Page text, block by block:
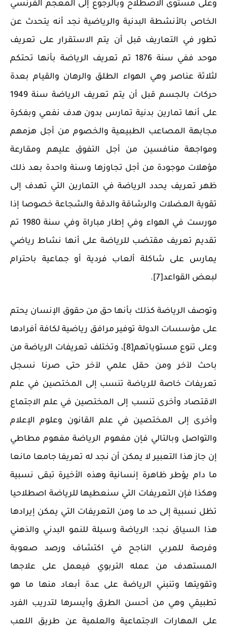
وعلى مستوى الاصطلاح وبالرجوع إلى المعجم الفرنسي
الخاص بالأنشطة البدنية والرياضية نجد أنه يتحدث عن
تطور في التعاريف قبل أن يتم الاستقرار على تعريف
موحد ففي سنة 1876 تم تعريف الرياضة بأنها تحتكم
لثلاثة عناصر وهي الهواء الطلق والرهان والقيام بعدة
حركات بالجسم قبل أن يتم تعريف الرياضة سنة 1949
على أنها تمارين بدنية تمارس بدون هدف نفعي وبفكرة
مجابهة المصاعب الطبيعية والخصوم من أجل هزمهم
ومواجهة منافسين من أجل التفوق عليهم ومقارعة
مؤهلات موجودة من أجل تجاوزها وسنة واحدة بعد ذلك
ظهر تعريف يحدد الرياضة في التمارين التي تهدف إلى
تقوية العضلات والرشاقة والدقة والشجاعة خصوصا إذا
مورست في الهواء وفي إطار مباراة وفي سنة 1980 تم
تقديم تعريف مقتضب للرياضة على أنها نشاط رياضي
يمارس على شاكلة ألعاب فردية أو جماعية باحترام
لبعض القواعد[7].
وتوصف الرياضة كذلك بأنها حق من حقوق الإنسان يحتم
على مؤسسات الدولة توفير مرافق رياضية لكافة أفرادها
وعلى تنوع مستوياتهم[8]، وتختلف تعريفات الرياضة من
باحث لآخر ومن حقل علمي لآخر حتى صرنا نسجل
تعريفات خاصة للرياضة تنسب إلى المختصين في علم
الاقتصاد وأخرى تنسب إلى المختصين في علم الاجتماع
وأخرى إلى المختصين في علم القانون وعلوم الإعلام
والتواصل وبالتالي فإن مفهوم الرياضة مفهوم مطاطي
إن جاز هذا التعبير لا يمكن أن نجد له تعريفا جامعا مانعا
ما دام يؤطر ظاهرة إنسانية وهذه الأخيرة تبقى نسبية
وهكذا فإن التعريفات التي سنعطيها للرياضة اصطلاحيا
تظل نسبية إلى حد ما ومن التعريفات التي يمكن إيرادها
هذا السياق نجد؛ الرياضة وسيلة للنمو البدني والذهني
وفرصة للمربي الناجح في اكتشاف ورصد صعوبة
المستهدف من عمله التربوي فيعمل على علاجها
وتقويتها وتنبني الرياضة على عدة أبعاد منها ما هو
تطبيقي وهي من أحسن الطرق وأيسرها لتدريب الفرد
على المهارات الاجتماعية والعلمية عن طريق اللعب